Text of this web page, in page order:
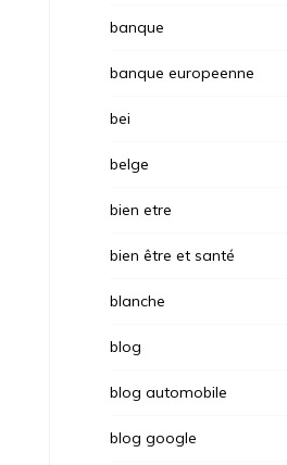
banque
banque europeenne
bei
belge
bien etre
bien être et santé
blanche
blog
blog automobile
blog google